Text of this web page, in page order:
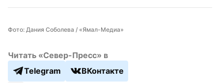
Фото: Дания Соболева / «Ямал-Медиа»
Читать «Север-Пресс» в
Telegram
ВКонтакте